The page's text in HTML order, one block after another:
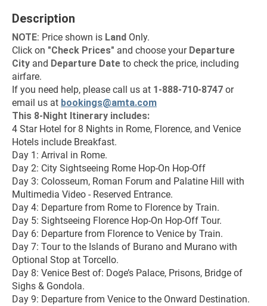
Description
NOTE: Price shown is Land Only.
Click on "Check Prices" and choose your Departure
City and Departure Date to check the price, including
airfare.
If you need help, please call us at 1-888-710-8747 or
email us at bookings@amta.com
This 8-Night Itinerary includes:
4 Star Hotel for 8 Nights in Rome, Florence, and Venice
Hotels include Breakfast.
Day 1: Arrival in Rome.
Day 2: City Sightseeing Rome Hop-On Hop-Off
Day 3: Colosseum, Roman Forum and Palatine Hill with
Multimedia Video - Reserved Entrance.
Day 4: Departure from Rome to Florence by Train.
Day 5: Sightseeing Florence Hop-On Hop-Off Tour.
Day 6: Departure from Florence to Venice by Train.
Day 7: Tour to the Islands of Burano and Murano with
Optional Stop at Torcello.
Day 8: Venice Best of: Doge’s Palace, Prisons, Bridge of
Sighs & Gondola.
Day 9: Departure from Venice to the Onward Destination.